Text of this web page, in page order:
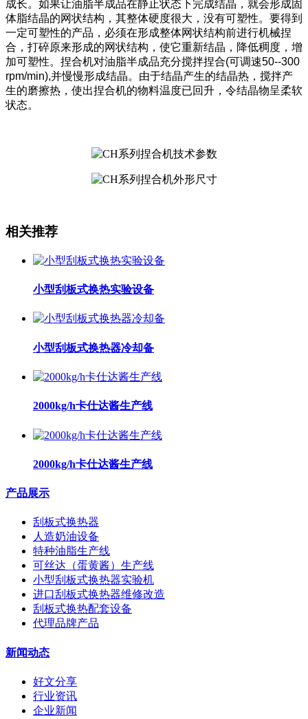
成长。如果让油脂半成品在静止状态下完成结晶，就会形成固
体脂结晶的网状结构，其整体硬度很大，没有可塑性。要得到
一定可塑性的产品，必须在形成整体网状结构前进行机械捏
合，打碎原来形成的网状结构，使它重新结晶，降低稠度，增
加可塑性。捏合机对油脂半成品充分搅拌捏合(可调速50--300
rpm/min),并慢慢形成结晶。由于结晶产生的结晶热，搅拌产
生的磨擦热，使出捏合机的物料温度已回升，令结晶物呈柔软
状态。
相关推荐
小型刮板式换热实验设备
小型刮板式换热器冷却备
2000kg/h卡仕达酱生产线
2000kg/h卡仕达酱生产线
产品展示
刮板式换热器
人造奶油设备
特种油脂生产线
可丝达（蛋黄酱）生产线
小型刮板式换热器实验机
进口刮板式换热器维修改造
刮板式换热配套设备
代理品牌产品
新闻动态
好文分享
行业资讯
企业新闻